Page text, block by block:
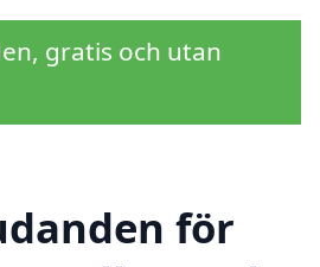
gratis och utan
för